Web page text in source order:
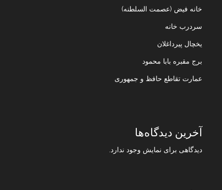
خانه فیض (عصمت السلطنه)
سردرب خانه
یخچال پیرداغلان
برج مقبره بابا محمود
عمارت تقاطع حافظ و جمهوری
آخرین دیدگاه‌ها
دیدگاهی برای نمایش وجود ندارد.